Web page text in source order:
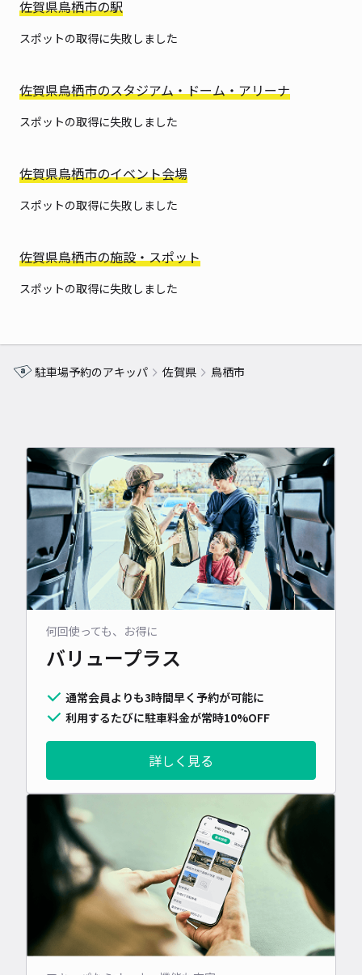
佐賀県鳥栖市の駅
スポットの取得に失敗しました
佐賀県鳥栖市のスタジアム・ドーム・アリーナ
スポットの取得に失敗しました
佐賀県鳥栖市のイベント会場
スポットの取得に失敗しました
佐賀県鳥栖市の施設・スポット
スポットの取得に失敗しました
駐車場予約のアキッパ 佐賀県 鳥栖市
何回使っても、お得に
バリュープラス
通常会員よりも3時間早く予約が可能に
利用するたびに駐車料金が常時10%OFF
詳しく見る